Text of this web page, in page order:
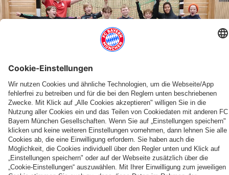
Diesen Artikel teilen
WEITERE NEWS